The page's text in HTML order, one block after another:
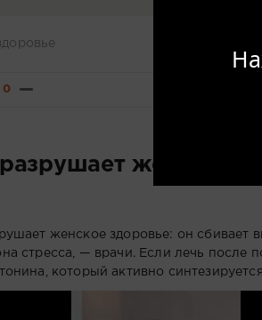
0
женское
женское здоровье: он сбивает
стресса, — врачи. Если лечь после
который активно